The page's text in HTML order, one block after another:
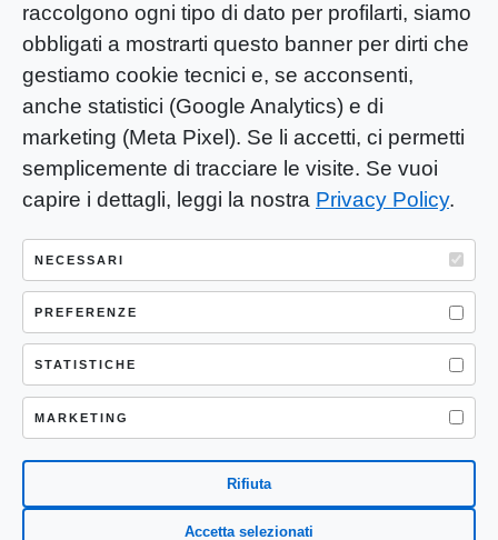
raccolgono ogni tipo di dato per profilarti, siamo
obbligati a mostrarti questo banner per dirti che
gestiamo cookie tecnici e, se acconsenti,
anche statistici (Google Analytics) e di
marketing (Meta Pixel). Se li accetti, ci permetti
semplicemente di tracciare le visite. Se vuoi
capire i dettagli, leggi la nostra Privacy Policy.
NECESSARI
PREFERENZE
STATISTICHE
MARKETING
Rifiuta
Accetta selezionati
YOU-ng Slow Journalism è una testata
giornalistica di proprietà di Mastino S.R.L.
Registrazione presso Trib. Santa Maria
Capua Vetere (CE) n° 900 del 31/01/2025 |
ISSN 3103-4683
P.IVA: 04755530617
Sede Legale: CASERTA – VIA LORENZO MARIA
NERONI 11 CAP 81100